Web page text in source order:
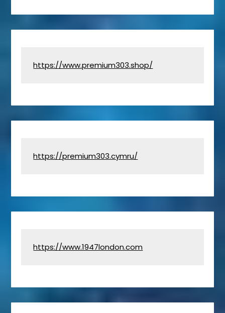
https://www.premium303.shop/
https://premium303.cymru/
https://www.1947london.com